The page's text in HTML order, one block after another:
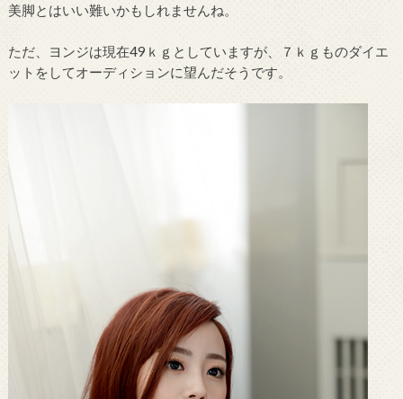
美脚とはいい難いかもしれませんね。
ただ、ヨンジは現在49ｋｇとしていますが、７ｋｇものダイエ
ットをしてオーディションに望んだそうです。